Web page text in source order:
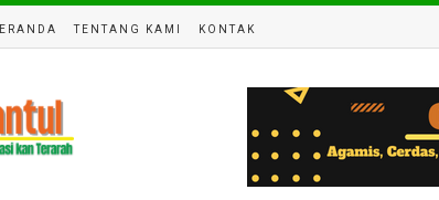
TENTANG KAMI KONTAK